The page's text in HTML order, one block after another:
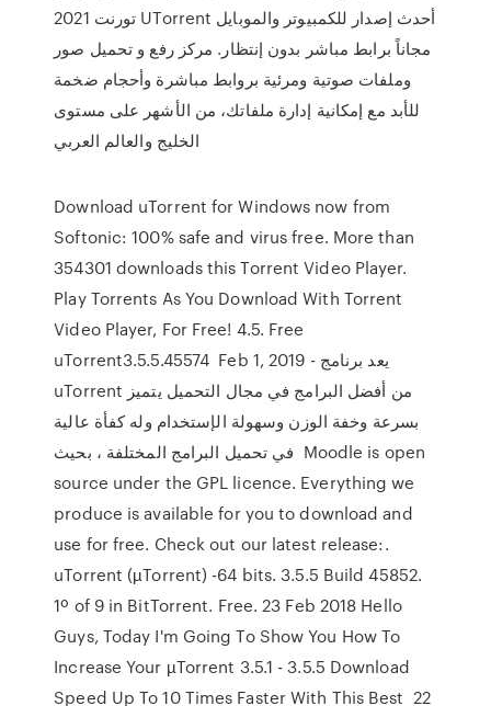
تورنت 2021 UTorrent أحدث إصدار للكمبيوتر والموبايل
مجاناً برابط مباشر بدون إنتظار. مركز رفع و تحميل صور
وملفات صوتية ومرئية بروابط مباشرة وأحجام ضخمة
للأبد مع إمكانية إدارة ملفاتك، من الأشهر على مستوى
الخليج والعالم العربي
Download uTorrent for Windows now from
Softonic: 100% safe and virus free. More than
354301 downloads this Torrent Video Player.
Play Torrents As You Download With Torrent
Video Player, For Free! 4.5. Free
uTorrent3.5.5.45574 Feb 1, 2019 - يعد برنامج
uTorrent من أفضل البرامج في مجال التحميل يتميز
بسرعة وخفة الوزن وسهولة الإستخدام وله كفأة عالية
في تحميل البرامج المختلفة ، بحيث Moodle is open
source under the GPL licence. Everything we
produce is available for you to download and
use for free. Check out our latest release:.
uTorrent (µTorrent) -64 bits. 3.5.5 Build 45852.
1º of 9 in BitTorrent. Free. 23 Feb 2018 Hello
Guys, Today I'm Going To Show You How To
Increase Your µTorrent 3.5.1 - 3.5.5 Download
Speed Up To 10 Times Faster With This Best 22